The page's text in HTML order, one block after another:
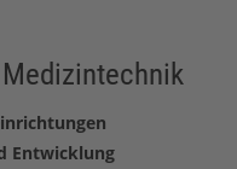
Entwicklung